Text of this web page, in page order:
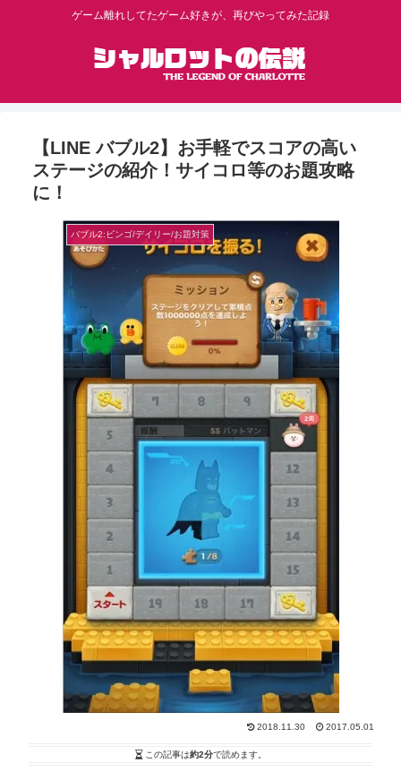
ゲーム離れしてたゲーム好きが、再びやってみた記録
【LINE バブル2】お手軽でスコアの高い
ステージの紹介！サイコロ等のお題攻略
に！
バブル2:ビンゴ/デイリー/お題対策
2018.11.30 2017.05.01
この記事は約2分で読めます。